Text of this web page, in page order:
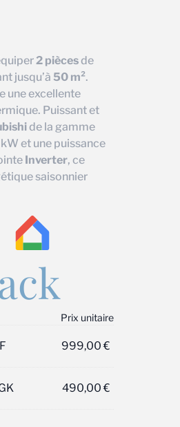
2 piècesde
jusqu’à 50 m².
une excellente
Puissant et
de la gamme
kW et une puissance
Inverter, ce
saisonnier
Prix unitaire
999,00€
490,00€